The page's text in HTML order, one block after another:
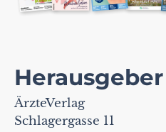
Herausgeber
ÄrzteVerlag
Schlagergasse 11